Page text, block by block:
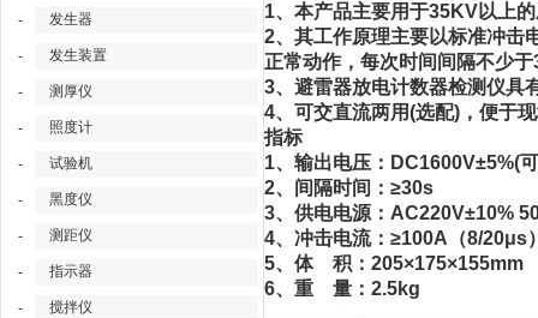
- 发生器
- 发生装置
- 测厚仪
- 照度计
- 试验机
- 黑度仪
- 测距仪
- 指示器
- 搅拌仪
1、本产品主要用于35KV以上
2、其工作原理主要以标准冲击
正常动作，每次时间间隔不少
3、避雷器放电计数器检测仪具
4、可交直流两用(选配)，便于
指标
1、输出电压：DC1600V±5%(
2、间隔时间：≥30s
3、供电电源：AC220V±10%
4、冲击电流：≥100A（8/20μs
5、体 积：205×175×155mm
6、重 量：2.5kg